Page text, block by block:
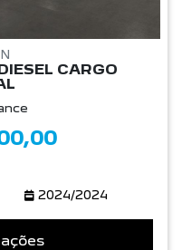
CARGO
2024/2024